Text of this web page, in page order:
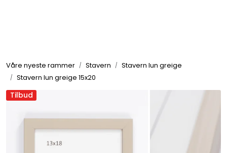
Våre nyeste rammer Stavern
Stavern lun greige
Stavern lun greige 15x20
Tilbud
Passepartout
Tilbehør til innramming
Innrammede bilder